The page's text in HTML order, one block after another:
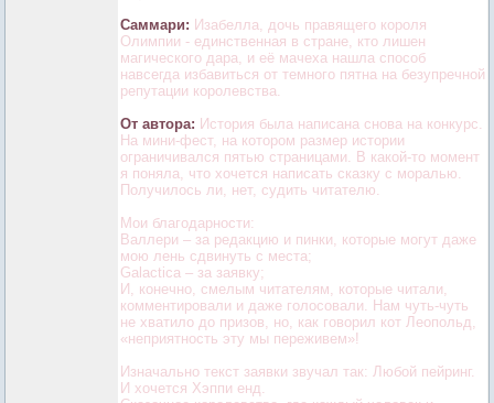
Саммари: Изабелла, дочь правящего короля
Олимпии - единственная в стране, кто лишен
магического дара, и её мачеха нашла способ
навсегда избавиться от темного пятна на безупречной
репутации королевства.
От автора: История была написана снова на конкурс.
На мини-фест, на котором размер истории
ограничивался пятью страницами. В какой-то момент
я поняла, что хочется написать сказку с моралью.
Получилось ли, нет, судить читателю.
Мои благодарности:
Валлери – за редакцию и пинки, которые могут даже
мою лень сдвинуть с места;
Galactica – за заявку;
И, конечно, смелым читателям, которые читали,
комментировали и даже голосовали. Нам чуть-чуть
не хватило до призов, но, как говорил кот Леопольд,
«неприятность эту мы переживем»!
Изначально текст заявки звучал так: Любой пейринг.
И хочется Хэппи енд.